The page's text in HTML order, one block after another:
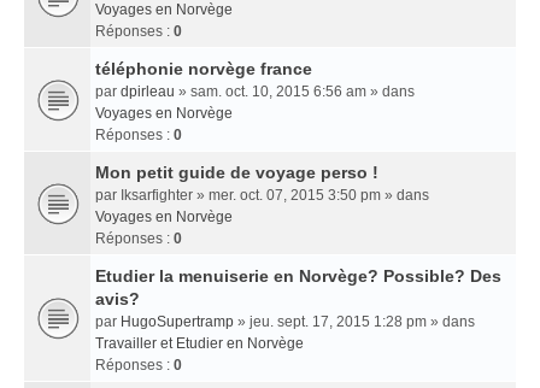
Voyages en Norvège
Réponses : 0
téléphonie norvège france
par dpirleau » sam. oct. 10, 2015 6:56 am » dans
Voyages en Norvège
Réponses : 0
Mon petit guide de voyage perso !
par Iksarfighter » mer. oct. 07, 2015 3:50 pm » dans
Voyages en Norvège
Réponses : 0
Etudier la menuiserie en Norvège? Possible? Des
avis?
par HugoSupertramp » jeu. sept. 17, 2015 1:28 pm » dans
Travailler et Etudier en Norvège
Réponses : 0